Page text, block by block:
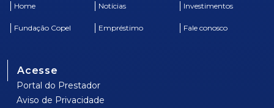
Home Notícias Investimentos
Fundação Copel Empréstimo Fale conosco
Acesse
Portal do Prestador
Aviso de Privacidade